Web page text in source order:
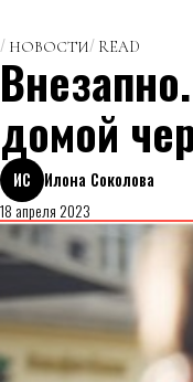
НОВОСТИ READ
домой
ИС
Илона Соколова
18 апреля 2023